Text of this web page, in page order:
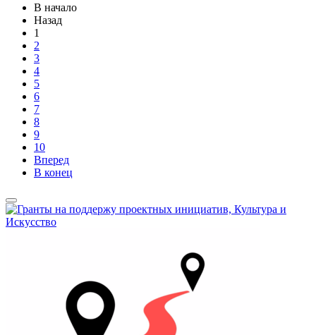
В начало
Назад
1
2
3
4
5
6
7
8
9
10
Вперед
В конец